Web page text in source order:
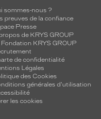
sommes-nous ?
preuves de la confiance
Presse
de KRYS GROUP
Fondation KRYS GROUP
de confidentialité
Légales
des Cookies
générales d'utilisation
les cookies